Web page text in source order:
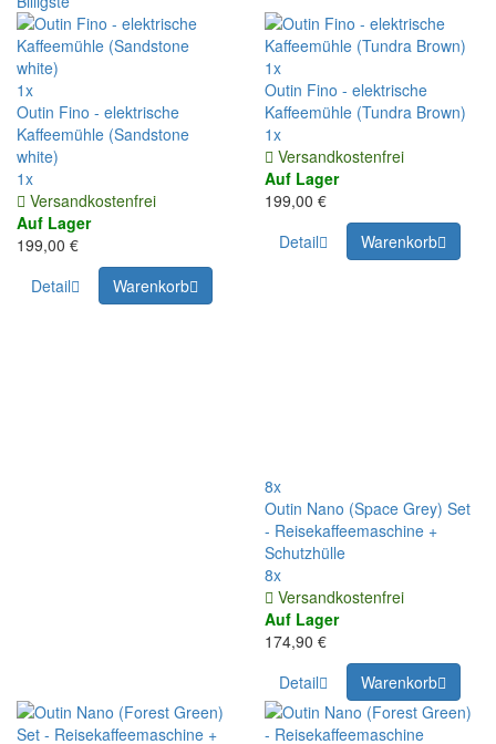
1x
Outin Fino - elektrische
Kaffeemühle (Sandstone
white)
1x
Versandkostenfrei
Auf Lager
199,00 €
Detail
Warenkorb
1x
Outin Fino - elektrische
Kaffeemühle (Tundra Brown)
1x
Versandkostenfrei
Auf Lager
199,00 €
Detail
Warenkorb
8x
Outin Nano (Space Grey) Set
- Reisekaffeemaschine +
Schutzhülle
8x
Versandkostenfrei
Auf Lager
174,90 €
Detail
Warenkorb